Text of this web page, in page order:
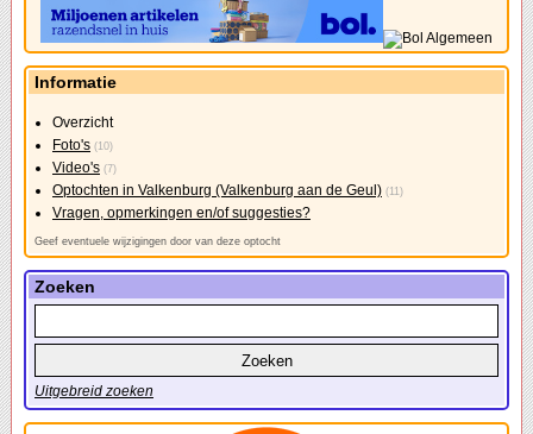
Informatie
Overzicht
Foto's (10)
Video's (7)
Optochten in Valkenburg (Valkenburg aan de Geul) (11)
Vragen, opmerkingen en/of suggesties?
Geef eventuele wijzigingen door van deze optocht
Zoeken
Uitgebreid zoeken